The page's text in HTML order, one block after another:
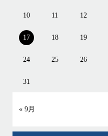
10 11 12
17 18 19
24 25 26
31
« 9月